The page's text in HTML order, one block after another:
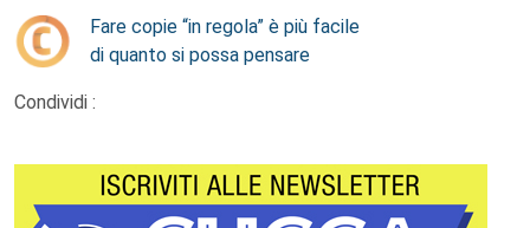
Fare copie “in regola” è più facile
di quanto si possa pensare
Condividi :